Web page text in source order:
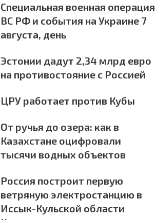
Специальная военная операция
ВС РФ и события на Украине 7
августа, день
Эстонии дадут 2,34 млрд евро
на противостояние с Россией
ЦРУ работает против Кубы
От ручья до озера: как в
Казахстане оцифровали
тысячи водных объектов
Россия построит первую
ветряную электростанцию в
Иссык-Кульской области